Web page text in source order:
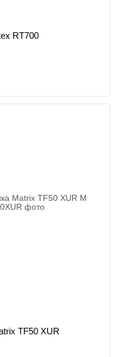
RT700
TF50 XUR